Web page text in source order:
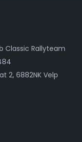
Classic Rallyteam
2, 6882NK Velp